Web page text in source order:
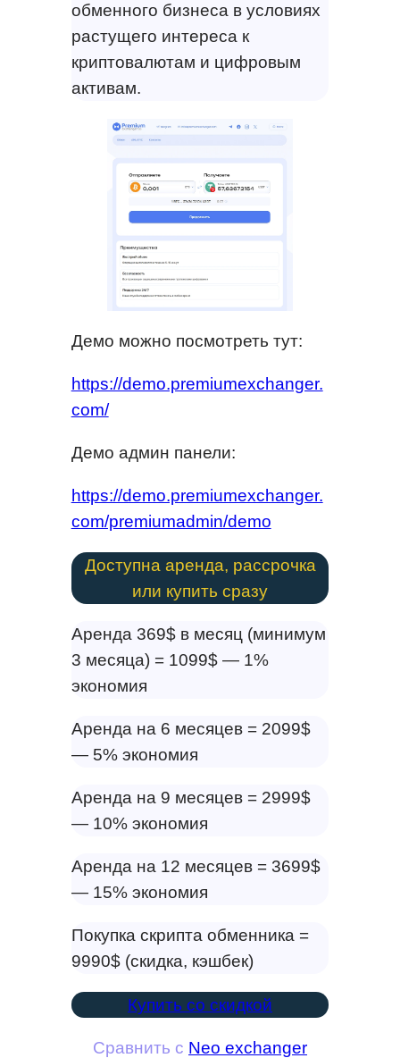
обменного бизнеса в условиях
растущего интереса к
криптовалютам и цифровым
активам.
Демо можно посмотреть тут:
https://demo.premiumexchanger.
com/
Демо админ панели:
https://demo.premiumexchanger.
com/premiumadmin/demo
Доступна аренда, рассрочка
или купить сразу
Аренда 369$ в месяц (минимум
3 месяца) = 1099$ — 1%
экономия
Аренда на 6 месяцев = 2099$
— 5% экономия
Аренда на 9 месяцев = 2999$
— 10% экономия
Аренда на 12 месяцев = 3699$
— 15% экономия
Покупка скрипта обменника =
9990$ (скидка, кэшбек)
Купить со скидкой
Сравнить с Neo exchanger